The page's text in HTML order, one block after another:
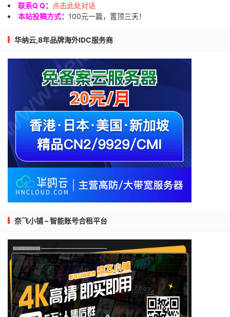
联系Q Q：
点击此处对话
本站投稿方式： 100元一篇，置顶三天！
华纳云,8年品牌海外IDC服务商
奈飞小铺 – 智能账号合租平台